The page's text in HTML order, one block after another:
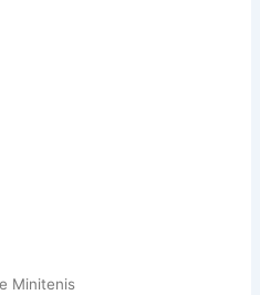
Minitenis